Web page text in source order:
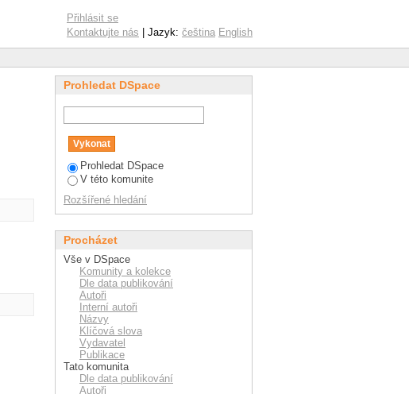
Přihlásit se
Kontaktujte nás | Jazyk: čeština English
Prohledat DSpace
Prohledat DSpace
V této komunite
Rozšířené hledání
Procházet
Vše v DSpace
Komunity a kolekce
Dle data publikování
Autoři
Interní autoři
Názvy
Klíčová slova
Vydavatel
Publikace
Tato komunita
Dle data publikování
Autoři